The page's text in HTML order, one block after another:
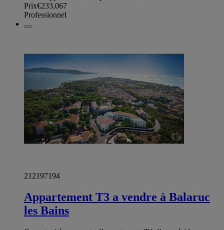
Prix€233,067
Professionnel
212197194
Appartement T3 a vendre à Balaruc
les Bains